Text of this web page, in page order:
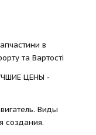
в
та Вартості
ЦЕНЫ -
Виды
создания.